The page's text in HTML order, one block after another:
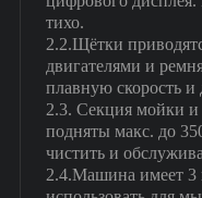
тихо.
2.2.Щётки
двигателями и
плавную скорость
2.3. Секция мойки
подняты макс. до
чистить и
2.4.Машина имеет 3